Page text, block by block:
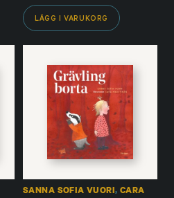
LÄGG I VARUKORG
SANNA SOFIA VUORI, CARA